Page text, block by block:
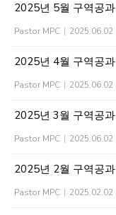
2025년 5월 구역공과
Pastor MPC | 2025.06.02
2025년 4월 구역공과
Pastor MPC | 2025.06.02
2025년 3월 구역공과
Pastor MPC | 2025.06.02
2025년 2월 구역공과
Pastor MPC | 2025.02.02